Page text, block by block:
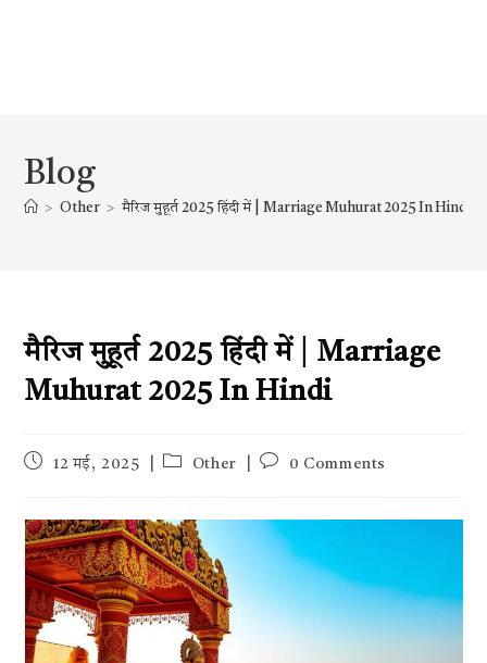
Blog
> Other > मैरिज मुहूर्त 2025 हिंदी में | Marriage Muhurat 2025 In Hindi
मैरिज मुहूर्त 2025 हिंदी में | Marriage
Muhurat 2025 In Hindi
Post12 मई, 2025
PostOther
Post0 Comments